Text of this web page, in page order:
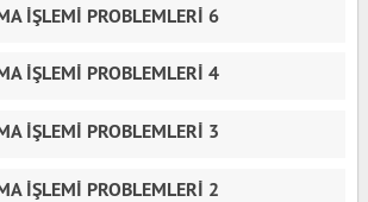
İŞLEMİ PROBLEMLERİ 6
İŞLEMİ PROBLEMLERİ 4
İŞLEMİ PROBLEMLERİ 3
İŞLEMİ PROBLEMLERİ 2